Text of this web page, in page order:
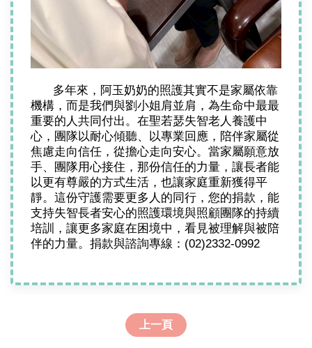
多年來，阿玉奶奶的照護其實不是家屬依靠
機構，而是我們與劉小姐肩並肩，為生命中最最
重要的人共同付出。在聖若瑟失智老人養護中
心，團隊以耐心傾聽、以專業回應，陪伴家屬從
焦慮走向信任，從擔心走向安心。當家屬願意放
手、團隊用心接住，那份信任的力量，讓長者能
以更有尊嚴的方式生活，也讓家庭重新獲得平
靜。這份守護需要更多人的同行，您的捐款，能
支持失智長者安心的照護環境與照顧團隊的持續
培訓，讓更多家庭在困境中，看見被理解與被陪
伴的力量。捐款與諮詢專線：(02)2332-0992
上一頁